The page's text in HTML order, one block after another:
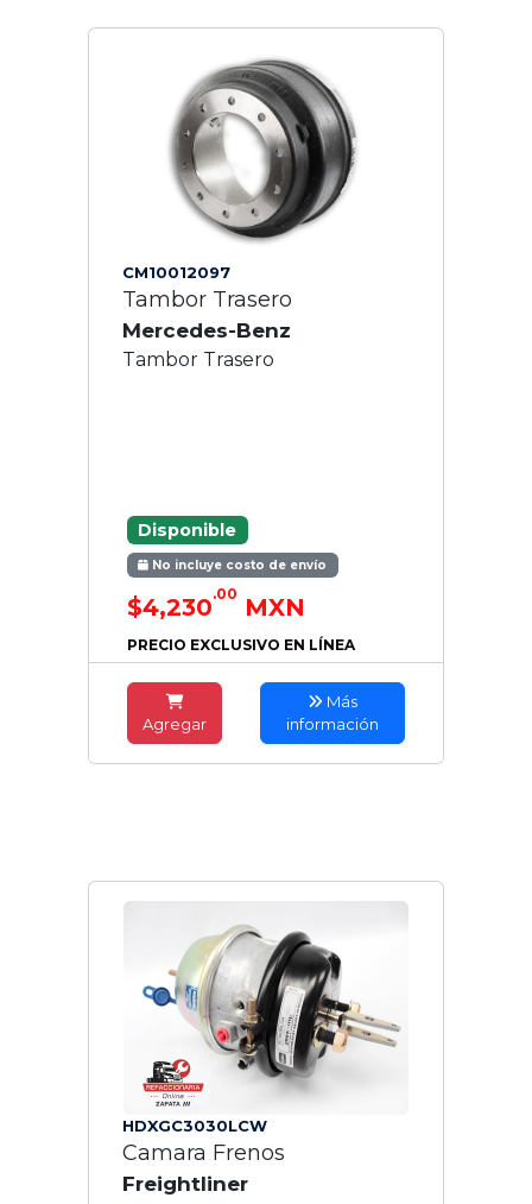
CM10012097
Tambor Trasero
Mercedes-Benz
Tambor Trasero
Disponible
No incluye costo de envío
$4,230.00 MXN
PRECIO EXCLUSIVO EN LÍNEA
Agregar
Más
información
HDXGC3030LCW
Camara Frenos
Freightliner